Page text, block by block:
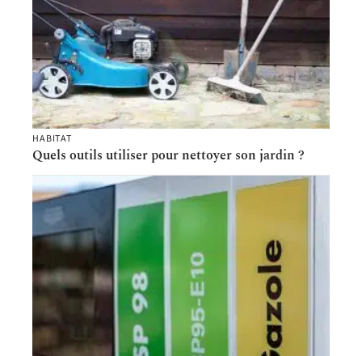
HABITAT
Quels outils utiliser pour nettoyer son jardin ?